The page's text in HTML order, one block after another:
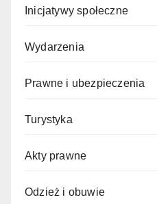
Inicjatywy społeczne
Wydarzenia
Prawne i ubezpieczenia
Turystyka
Akty prawne
Odzież i obuwie